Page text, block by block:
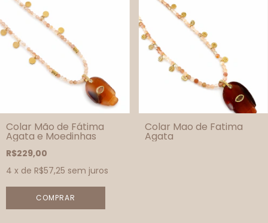
Colar Mão de Fátima
Agata e Moedinhas
R$229,00
4 x de R$57,25 sem juros
Colar Mao de Fatima
Agata